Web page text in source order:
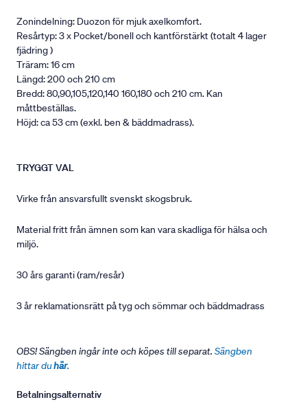
Zonindelning: Duozon för mjuk axelkomfort.
Resårtyp: 3 x Pocket/bonell och kantförstärkt (totalt 4 lager
fjädring )
Träram: 16 cm
Längd: 200 och 210 cm
Bredd: 80,90,105,120,140 160,180 och 210 cm. Kan
måttbeställas.
Höjd: ca 53 cm (exkl. ben & bäddmadrass).
TRYGGT VAL
Virke från ansvarsfullt svenskt skogsbruk.
Material fritt från ämnen som kan vara skadliga för hälsa och
miljö.
30 års garanti (ram/resår)
3 år reklamationsrätt på tyg och sömmar och bäddmadrass
OBS! Sängben ingår inte och köpes till separat. Sängben
hittar duhär.
Betalningsalternativ